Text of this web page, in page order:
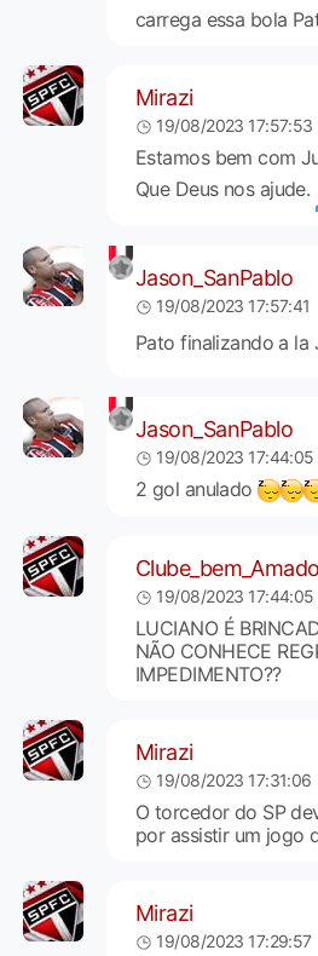
carrega essa bola
Mirazi
19/08/2023 17:57:53
Estamos bem com
Que Deus nos ajude.
Jason_SanPablo
19/08/2023 17:57:41
Pato finalizando a la
Jason_SanPablo
19/08/2023 17:44:05
2 gol anulado
Clube_bem_Amado
19/08/2023 17:44:05
LUCIANO É
NÃO CONHECE
IMPEDIMENTO??
Mirazi
19/08/2023 17:31:06
O torcedor do SP
por assistir um jogo
Mirazi
19/08/2023 17:29:57